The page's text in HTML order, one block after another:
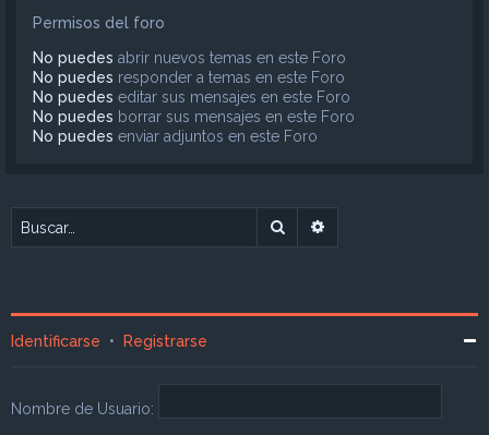
Permisos del foro
No puedes abrir nuevos temas en este Foro
No puedes responder a temas en este Foro
No puedes editar sus mensajes en este Foro
No puedes borrar sus mensajes en este Foro
No puedes enviar adjuntos en este Foro
Buscar
Identificarse • Registrarse
Nombre de Usuario: